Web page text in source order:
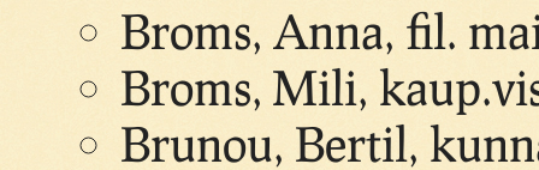
Broms, Anna, fil.
Broms, Mili,
Brunou, Bertil,